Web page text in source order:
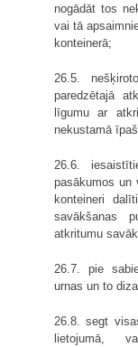
nogādāt tos
vai tā
konteinerā;
26.5.
paredzētajā
līgumu ar
nekustamā
26.6.
pasākumos un
konteineri
savākšanas
atkritumu
26.7. pie
urnas un to
26.8. segt
lietojumā,